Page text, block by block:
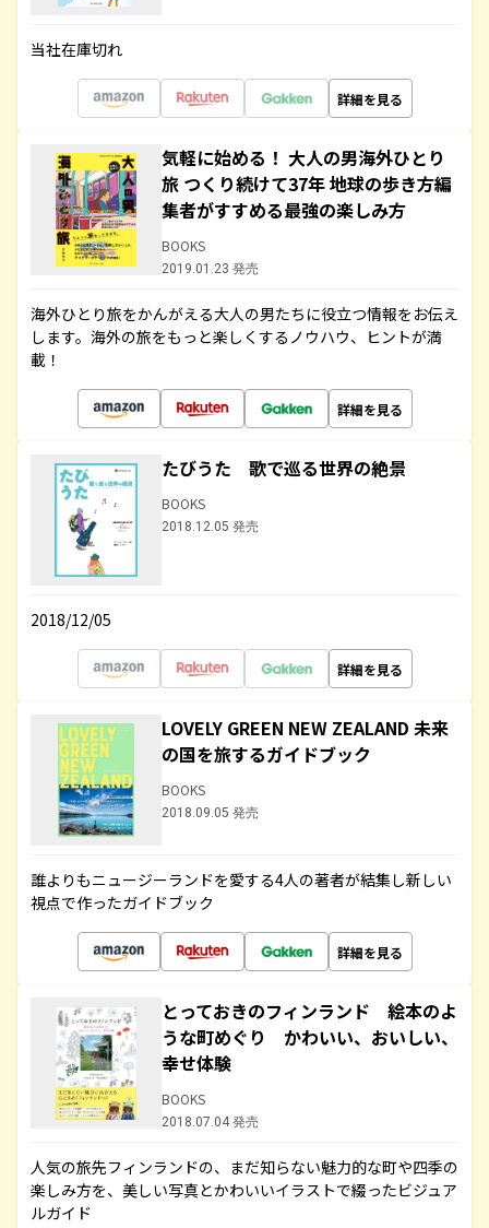
当社在庫切れ
詳細を見る
気軽に始める！ 大人の男海外ひとり
旅 つくり続けて37年 地球の歩き方編
集者がすすめる最強の楽しみ方
BOOKS
2019.01.23 発売
海外ひとり旅をかんがえる大人の男たちに役立つ情報をお伝え
します。海外の旅をもっと楽しくするノウハウ、ヒントが満
載！
詳細を見る
たびうた 歌で巡る世界の絶景
BOOKS
2018.12.05 発売
2018/12/05
詳細を見る
LOVELY GREEN NEW ZEALAND 未来
の国を旅するガイドブック
BOOKS
2018.09.05 発売
誰よりもニュージーランドを愛する4人の著者が結集し新しい
視点で作ったガイドブック
詳細を見る
とっておきのフィンランド 絵本のよ
うな町めぐり かわいい、おいしい、
幸せ体験
BOOKS
2018.07.04 発売
人気の旅先フィンランドの、まだ知らない魅力的な町や四季の
楽しみ方を、美しい写真とかわいいイラストで綴ったビジュア
ルガイド